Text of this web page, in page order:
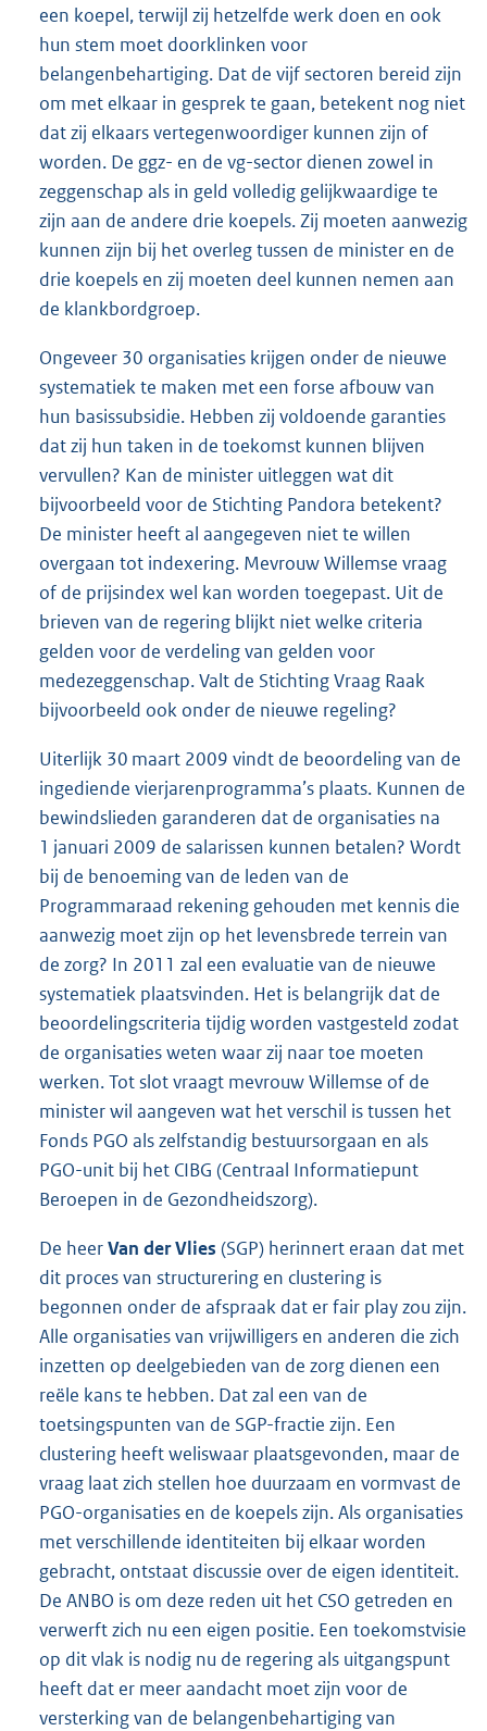
een koepel, terwijl zij hetzelfde werk doen en ook
hun stem moet doorklinken voor
belangenbehartiging. Dat de vijf sectoren bereid zijn
om met elkaar in gesprek te gaan, betekent nog niet
dat zij elkaars vertegenwoordiger kunnen zijn of
worden. De ggz- en de vg-sector dienen zowel in
zeggenschap als in geld volledig gelijkwaardige te
zijn aan de andere drie koepels. Zij moeten aanwezig
kunnen zijn bij het overleg tussen de minister en de
drie koepels en zij moeten deel kunnen nemen aan
de klankbordgroep.
Ongeveer 30 organisaties krijgen onder de nieuwe
systematiek te maken met een forse afbouw van
hun basissubsidie. Hebben zij voldoende garanties
dat zij hun taken in de toekomst kunnen blijven
vervullen? Kan de minister uitleggen wat dit
bijvoorbeeld voor de Stichting Pandora betekent?
De minister heeft al aangegeven niet te willen
overgaan tot indexering. Mevrouw Willemse vraag
of de prijsindex wel kan worden toegepast. Uit de
brieven van de regering blijkt niet welke criteria
gelden voor de verdeling van gelden voor
medezeggenschap. Valt de Stichting Vraag Raak
bijvoorbeeld ook onder de nieuwe regeling?
Uiterlijk 30 maart 2009 vindt de beoordeling van de
ingediende vierjarenprogramma’s plaats. Kunnen de
bewindslieden garanderen dat de organisaties na
1 januari 2009 de salarissen kunnen betalen? Wordt
bij de benoeming van de leden van de
Programmaraad rekening gehouden met kennis die
aanwezig moet zijn op het levensbrede terrein van
de zorg? In 2011 zal een evaluatie van de nieuwe
systematiek plaatsvinden. Het is belangrijk dat de
beoordelingscriteria tijdig worden vastgesteld zodat
de organisaties weten waar zij naar toe moeten
werken. Tot slot vraagt mevrouw Willemse of de
minister wil aangeven wat het verschil is tussen het
Fonds PGO als zelfstandig bestuursorgaan en als
PGO-unit bij het CIBG (Centraal Informatiepunt
Beroepen in de Gezondheidszorg).
De heerVan der Vlies (SGP) herinnert eraan dat met
dit proces van structurering en clustering is
begonnen onder de afspraak dat er fair play zou zijn.
Alle organisaties van vrijwilligers en anderen die zich
inzetten op deelgebieden van de zorg dienen een
reële kans te hebben. Dat zal een van de
toetsingspunten van de SGP-fractie zijn. Een
clustering heeft weliswaar plaatsgevonden, maar de
vraag laat zich stellen hoe duurzaam en vormvast de
PGO-organisaties en de koepels zijn. Als organisaties
met verschillende identiteiten bij elkaar worden
gebracht, ontstaat discussie over de eigen identiteit.
De ANBO is om deze reden uit het CSO getreden en
verwerft zich nu een eigen positie. Een toekomstvisie
op dit vlak is nodig nu de regering als uitgangspunt
heeft dat er meer aandacht moet zijn voor de
versterking van de belangenbehartiging van